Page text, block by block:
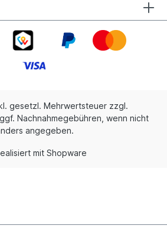
gesetzl. Mehrwertsteuer zzgl.
Nachnahmegebühren, wenn nicht
angegeben.
mit Shopware